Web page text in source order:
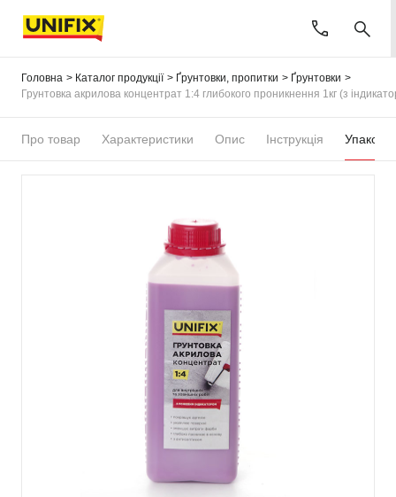
Головна Каталог продукції Ґрунтовки, пропитки
Ґрунтовки
Грунтовка акрилова концентрат 1:4 глибокого проникнення 1кг (з
Про товар Характеристики Опис Інструкція